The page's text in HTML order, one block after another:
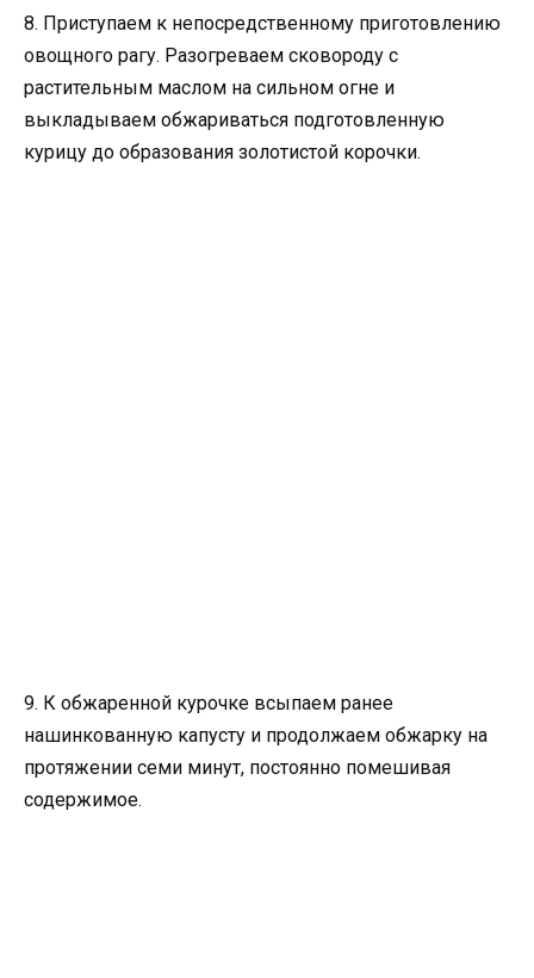
8. Приступаем к непосредственному приготовлению
овощного рагу. Разогреваем сковороду с
растительным маслом на сильном огне и
выкладываем обжариваться подготовленную
курицу до образования золотистой корочки.
9. К обжаренной курочке всыпаем ранее
нашинкованную капусту и продолжаем обжарку на
протяжении семи минут, постоянно помешивая
содержимое.